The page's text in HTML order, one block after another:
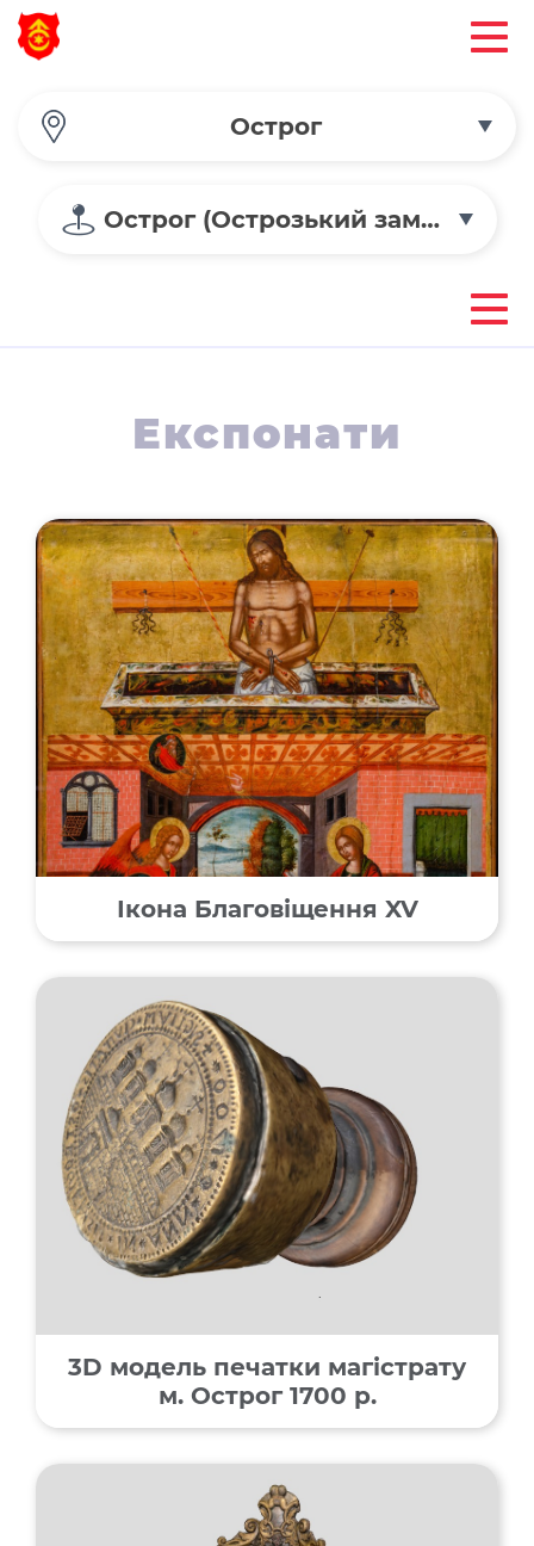
Острог
Острог (Острозький замок)
Експонати
Ікона Благовіщення XV
3D модель печатки магістрату
м. Острог 1700 р.